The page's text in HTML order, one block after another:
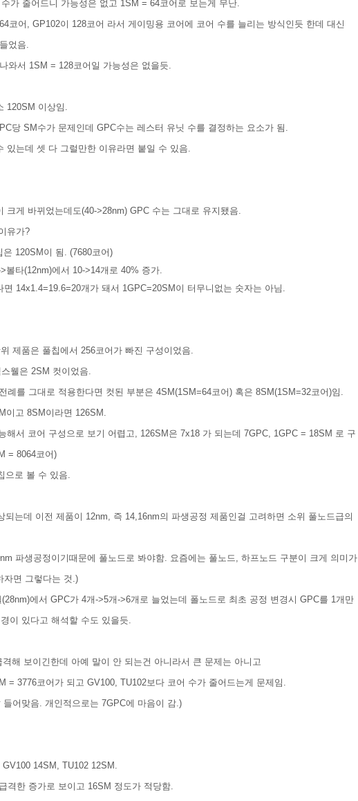
가 줄어드니 가능성은 없고 1SM = 64코어로 보는게 무난.
코어, GP102이 128코어 라서 게이밍용 코어에 코어 수를 늘리는 방식인듯 한데 대신
었음.
와서 1SM = 128코어일 가능성은 없을듯.
120SM 이상임.
당 SM수가 문제인데 GPC수는 레스터 유닛 수를 결정하는 요소가 됨.
있는데 셋 다 그럴만한 이유라면 붙일 수 있음.
크게 바뀌었는데도(40->28nm) GPC 수는 그대로 유지됐음.
유가?
120SM이 됨. (7680코어)
볼타(12nm)에서 10->14개로 40% 증가.
14x1.4=19.6=20개가 돼서 1GPC=20SM이 터무니없는 숫자는 아님.
제품은 풀칩에서 256코어가 빠진 구성이었음.
웰은 2SM 컷이었음.
례를 그대로 적용한다면 컷된 부분은 4SM(1SM=64코어) 혹은 8SM(1SM=32코어)임.
이고 8SM이라면 126SM.
해서 코어 구성으로 보기 어렵고, 126SM은 7x18 가 되는데 7GPC, 1GPC = 18SM 로 구
= 8064코어)
으로 볼 수 있음.
되는데 이전 제품이 12nm, 즉 14,16nm의 파생공정 제품인걸 고려하면 소위 풀노드급의
파생공정이기때문에 풀노드로 봐야함. 요즘에는 풀노드, 하프노드 구분이 크게 의미가
자면 그렇다는 것.)
에서 GPC가 4개->5개->6개로 늘었는데 폴노드로 최초 공정 변경시 GPC를 1개만
이 있다고 해석할 수도 있을듯.
해 보이긴한데 아예 말이 안 되는건 아니라서 큰 문제는 아니고
= 3776코어가 되고 GV100, TU102보다 코어 수가 줄어드는게 문제임.
어맞음. 개인적으로는 7GPC에 마음이 감.)
14SM, TU102 12SM.
격한 증가로 보이고 16SM 정도가 적당함.